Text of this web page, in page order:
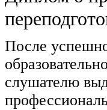
После
слушателю